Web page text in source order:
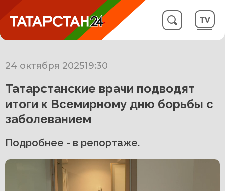
24 октября 202519:30
Татарстанские врачи подводят
итоги к Всемирному дню борьбы с
заболеванием
Подробнее - в репортаже.